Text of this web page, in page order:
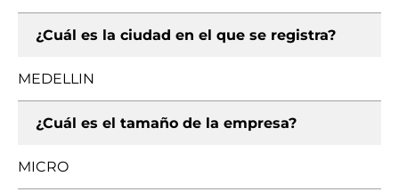
¿Cuál es la ciudad en el que se registra?
MEDELLIN
¿Cuál es el tamaño de la empresa?
MICRO